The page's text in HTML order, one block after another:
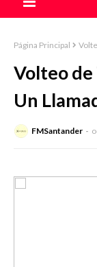
Página Principal
Volteo de
Un
FMSantander